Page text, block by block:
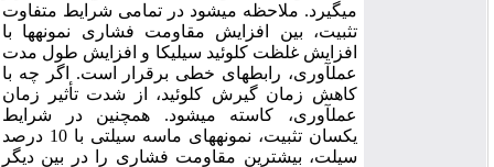
می­گیرد. ملاحظه می­شود در تمامی شرایط متفاوت
تثبیت، بین افزایش مقاومت فشاری نمونه­ها با
افزایش غلظت کلوئید سیلیکا و افزایش طول مدت
عمل­آوری، رابطه­ای خطی برقرار است. اگر چه با
کاهش زمان گیرش کلوئید، از شدت تأثیر زمان
عمل­آوری، کاسته می­شود. همچنین در شرایط
یکسان تثبیت، نمونه­های ماسه سیلتی با 10 درصد
سیلت، بیشترین مقاومت فشاری را در بین دیگر